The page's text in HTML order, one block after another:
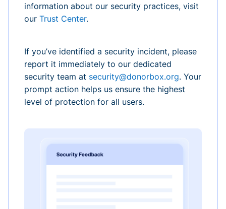
information about our security practices, visit
our Trust Center.
If you’ve identified a security incident, please
report it immediately to our dedicated
security team at security@donorbox.org. Your
prompt action helps us ensure the highest
level of protection for all users.